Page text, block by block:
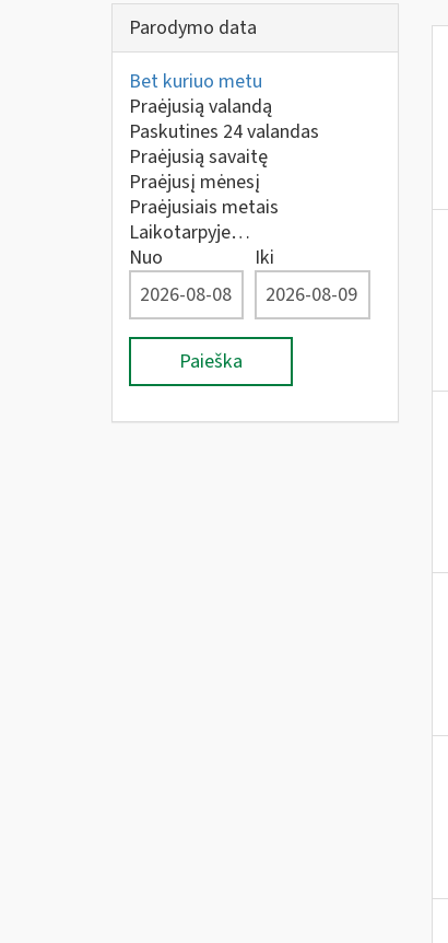
Parodymo data
Bet kuriuo metu
Praėjusią valandą
Paskutines 24 valandas
Praėjusią savaitę
Praėjusį mėnesį
Praėjusiais metais
Laikotarpyje…
Nuo
Iki
Paieška